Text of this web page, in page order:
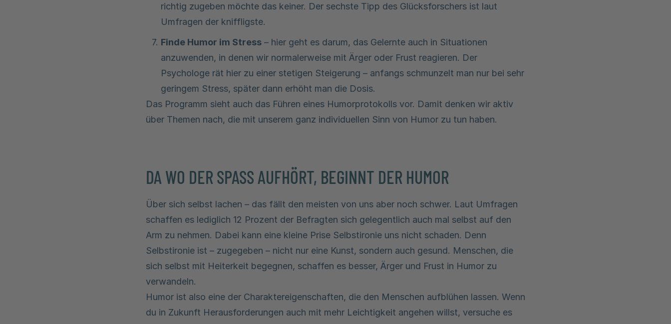
richtig zugeben möchte das keiner. Der sechste Tipp des Glücksforschers ist laut
Umfragen der kniffligste.
Finde Humor im Stress – hier geht es darum, das Gelernte auch in Situationen
anzuwenden, in denen wir normalerweise mit Ärger oder Frust reagieren. Der
Psychologe rät hier zu einer stetigen Steigerung – anfangs schmunzelt man nur bei sehr
geringem Stress, später dann erhöht man die Dosis.
Das Programm sieht auch das Führen eines Humorprotokolls vor. Damit denken wir aktiv
über Themen nach, die mit unserem ganz individuellen Sinn von Humor zu tun haben.
DA WO DER SPASS AUFHÖRT, BEGINNT DER HUMOR
Über sich selbst lachen – das fällt den meisten von uns aber noch schwer. Laut Umfragen
schaffen es lediglich 12 Prozent der Befragten sich gelegentlich auch mal selbst auf den
Arm zu nehmen. Dabei kann eine kleine Prise Selbstironie uns nicht schaden. Denn
Selbstironie ist – zugegeben – nicht nur eine Kunst, sondern auch gesund. Menschen, die
sich selbst mit Heiterkeit begegnen, schaffen es besser, Ärger und Frust in Humor zu
verwandeln.
Humor ist also eine der Charaktereigenschaften, die den Menschen aufblühen lassen. Wenn
du in Zukunft Herausforderungen auch mit mehr Leichtigkeit angehen willst, versuche es